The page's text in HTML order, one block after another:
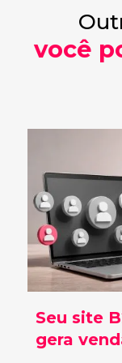
você
Seu site
gera